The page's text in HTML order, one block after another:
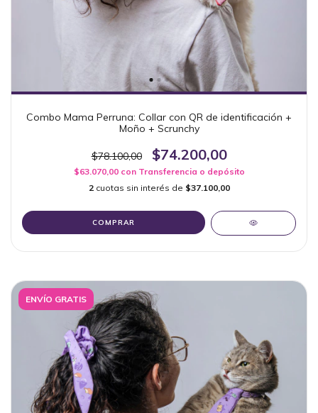
Combo Mama Perruna: Collar con QR de identificación +
Moño + Scrunchy
$78.100,00 $74.200,00
$63.070,00 con Transferencia o depósito
2 cuotas sin interés de $37.100,00
COMPRAR
ENVÍO GRATIS